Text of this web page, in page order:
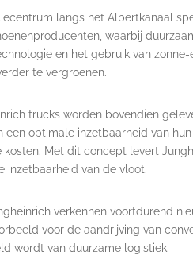
langs het Albertkanaal
waarbij
en het gebruik van
te vergroenen.
trucks worden bovendien
een optimale inzetbaarheid van
kosten. Met dit concept levert
inzetbaarheid van de vloot.
verkennen voortdurend
voor de aandrijving van
wordt van duurzame logistiek.